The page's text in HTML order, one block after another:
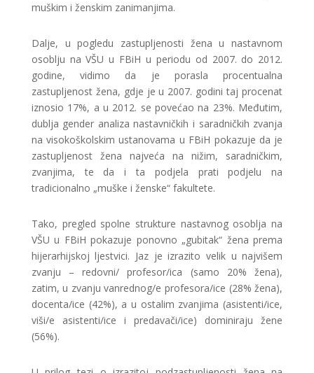
muškim i ženskim zanimanjima.
Dalje, u pogledu zastupljenosti žena u nastavnom
osoblju na VŠU u FBiH u periodu od 2007. do 2012.
godine, vidimo da je porasla procentualna
zastupljenost žena, gdje je u 2007. godini taj procenat
iznosio 17%, a u 2012. se povećao na 23%. Međutim,
dublja gender analiza nastavničkih i saradničkih zvanja
na visokoškolskim ustanovama u FBiH pokazuje da je
zastupljenost žena najveća na nižim, saradničkim,
zvanjima, te da i ta podjela prati podjelu na
tradicionalno „muške i ženske“ fakultete.
Tako, pregled spolne strukture nastavnog osoblja na
VŠU u FBiH pokazuje ponovno „gubitak“ žena prema
hijerarhijskoj ljestvici. Jaz je izrazito velik u najvišem
zvanju – redovni/ profesor/ica (samo 20% žena),
zatim, u zvanju vanrednog/e profesora/ice (28% žena),
docenta/ice (42%), a u ostalim zvanjima (asistenti/ice,
viši/e asistenti/ice i predavači/ice) dominiraju žene
(56%).